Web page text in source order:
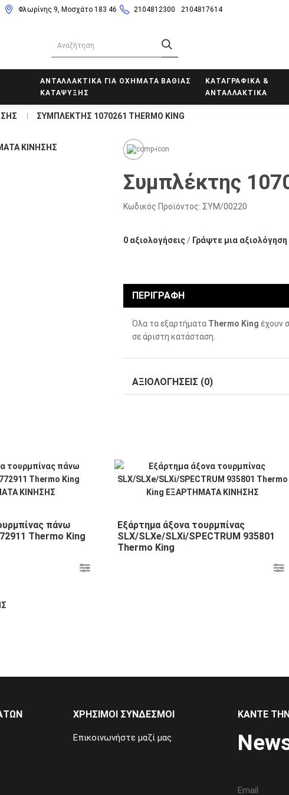
Φλωρίνης 9, Μοσχάτο 183 46 2104812300 2104817614
ΑΝΤΑΛΛΑΚΤΙΚΑ ΓΙΑ ΟΧΗΜΑΤΑ ΒΑΘΙΑΣ
ΚΑΤΑΨΥΞΗΣ
ΚΑΤΑΓΡΑΦΙΚΑ &
ΑΝΤΑΛΛΑΚΤΙΚΑ
ΣΥΜΠΛΈΚΤΗΣ 1070261 THERMO KING
Συμπλέκτης
Κωδικός Προϊόντος: ΣΥΜ/00220
0 αξιολογήσεις/ Γράψτε μια αξιολόγηση
ΠΕΡΙΓΡΑΦΉ
Όλα τα εξαρτήματα Thermo King έχουν
σε άριστη κατάσταση.
ΑΞΙΟΛΟΓΉΣΕΙΣ (0)
πάνω
Thermo King
Εξάρτημα άξονα τουρμπίνας
SLX/SLXe/SLXi/SPECTRUM 935801
Thermo King
ΧΡΉΣΙΜΟΙ ΣΎΝΔΕΣΜΟΙ
Επικοινωνήστε μαζί μας
ΚΆΝΤΕ